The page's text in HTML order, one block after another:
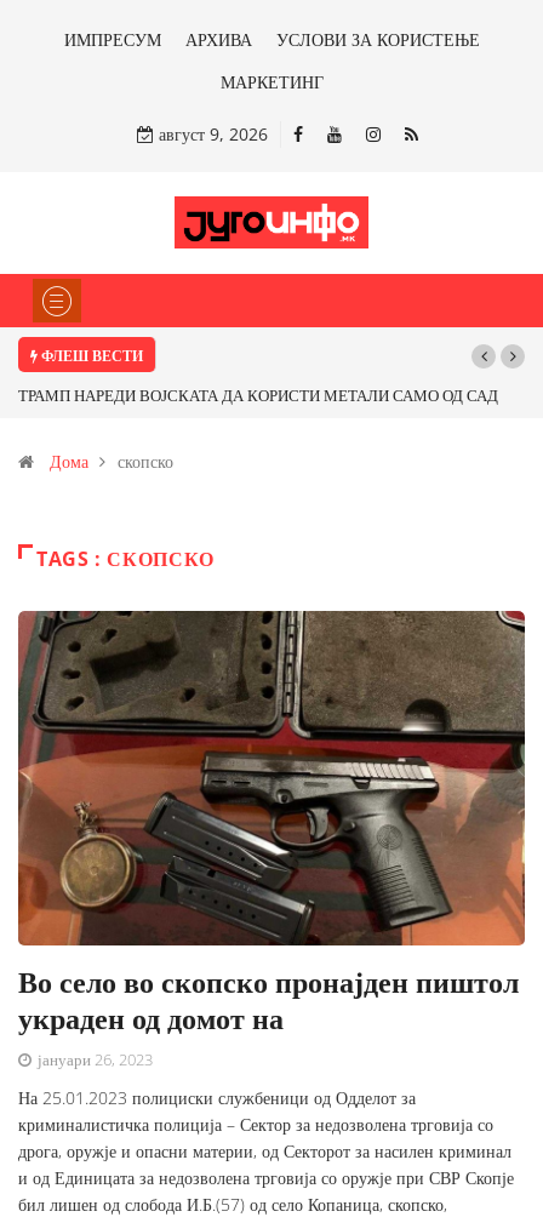
ИМПРЕСУМ АРХИВА
УСЛОВИ ЗА КОРИСТЕЊЕ
МАРКЕТИНГ
август 9, 2026
ФЛЕШ ВЕСТИ
ТРАМП НАРЕДИ ВОЈСКАТА ДА КОРИСТИ МЕТАЛИ САМО ОД САД
Иловица и со антимонот?
Дома скопско
TAGS : СКОПСКО
Во село во скопско пронајден пиштол
украден од домот на
јануари 26, 2023
На 25.01.2023 полициски службеници од Одделот за
криминалистичка полиција – Сектор за недозволена трговија со
дрога, оружје и опасни материи, од Секторот за насилен криминал
и од Единицата за недозволена трговија со оружје при СВР Скопје
бил лишен од слобода И.Б.(57) од село Копаница, скопско,